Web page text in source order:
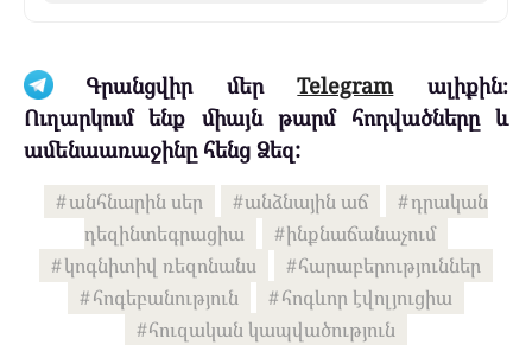
Գրանցվիր մերTelegramալիքին։
Ուղարկում ենք միայն թարմ հոդվածները և
ամենաառաջինը հենց Ձեզ:
անհնարին սեր անձնային աճ
դրական
դեզինտեգրացիա
ինքնաճանաչում
կոգնիտիվ ռեզոնանս
հարաբերություններ
հոգեբանություն
հոգևոր էվոլյուցիա
հուզական կապվածություն